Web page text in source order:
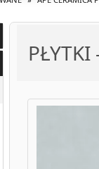
PŁYTKI